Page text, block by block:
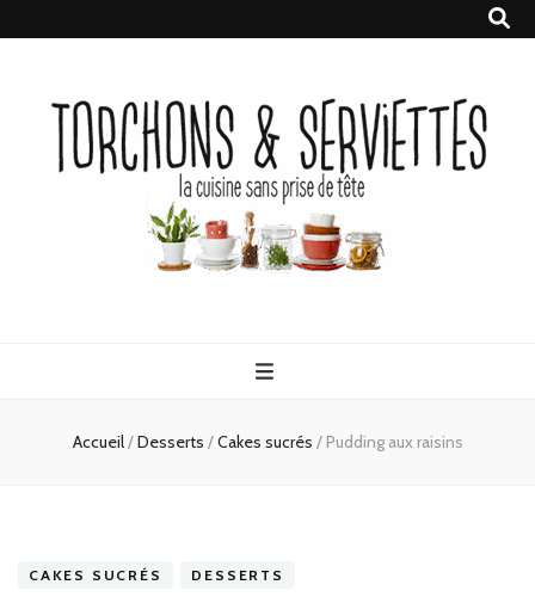
Serviettes
Accueil/Desserts /Cakes sucrés / Pudding aux raisins
CAKES SUCRÉS DESSERTS